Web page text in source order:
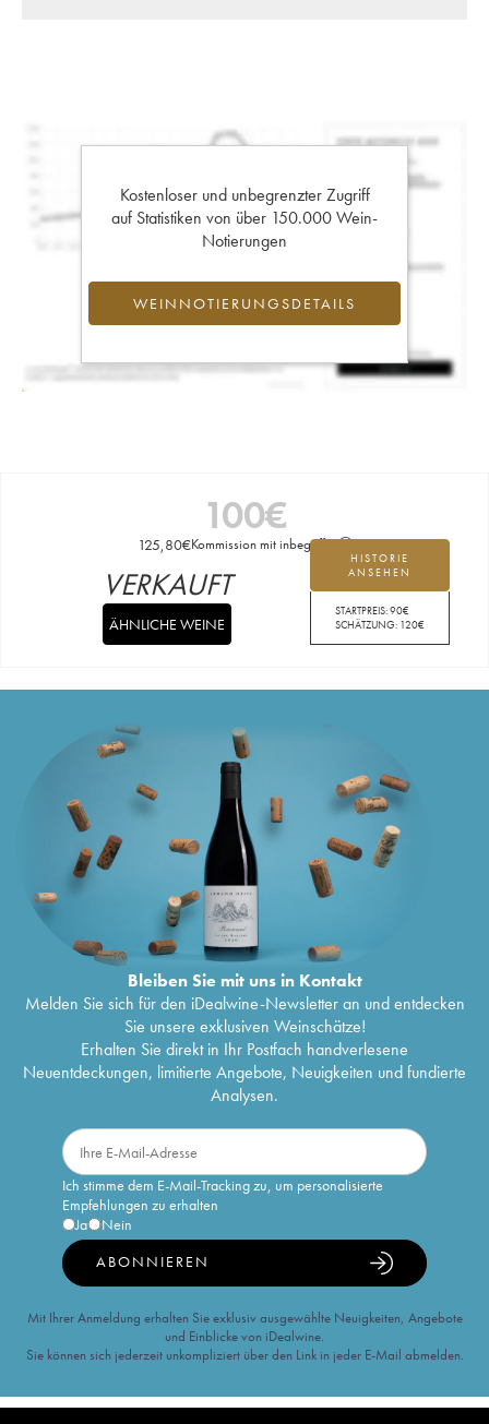
Kostenloser und unbegrenzter Zugriff
auf Statistiken von über 150.000 Wein-
Notierungen
WEINNOTIERUNGSDETAILS
100€
125,80€Kommission mit inbegriffen
HISTORIE
ANSEHEN
STARTPREIS:90€
SCHÄTZUNG: 120€
VERKAUFT
ÄHNLICHE WEINE
Bleiben Sie mit uns in Kontakt
Melden Sie sich für den iDealwine-Newsletter an und entdecken
Sie unsere exklusiven Weinschätze!
Erhalten Sie direkt in Ihr Postfach handverlesene
Neuentdeckungen, limitierte Angebote, Neuigkeiten und fundierte
Analysen.
Ich stimme dem E-Mail-Tracking zu, um personalisierte
Empfehlungen zu erhalten
Ja
Nein
ABONNIEREN
Mit Ihrer Anmeldung erhalten Sie exklusiv ausgewählte Neuigkeiten, Angebote
und Einblicke von iDealwine.
Sie können sich jederzeit unkompliziert über den Link in jeder E-Mail abmelden.